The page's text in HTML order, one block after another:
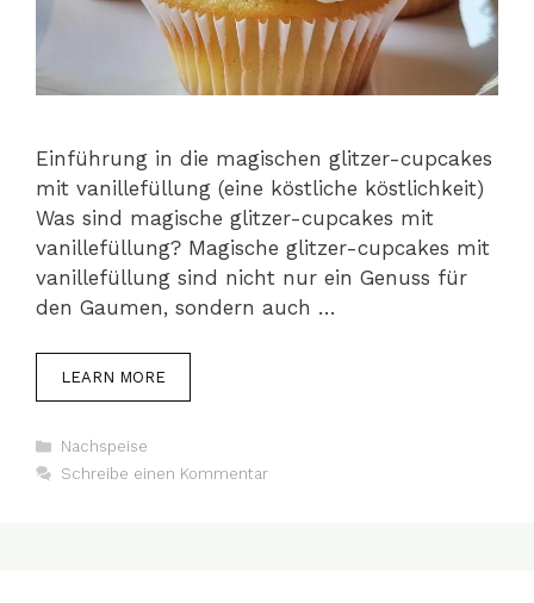
Einführung in die magischen glitzer-cupcakes
mit vanillefüllung (eine köstliche köstlichkeit)
Was sind magische glitzer-cupcakes mit
vanillefüllung? Magische glitzer-cupcakes mit
vanillefüllung sind nicht nur ein Genuss für
den Gaumen, sondern auch …
LEARN MORE
Kategorien
Nachspeise
Schreibe einen Kommentar